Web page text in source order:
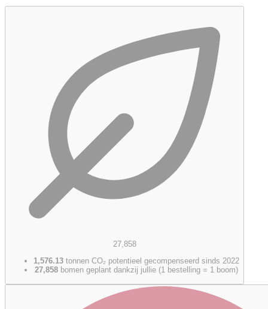
27,858
1,576.13 tonnen CO₂ potentieel gecompenseerd sinds 2022
27,858 bomen geplant dankzij jullie (1 bestelling = 1 boom)